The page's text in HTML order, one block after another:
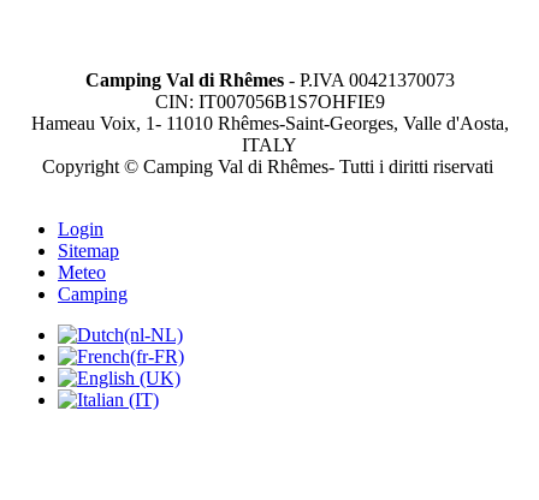
Camping Val di Rhêmes- P.IVA 00421370073
CIN: IT007056B1S7OHFIE9
Hameau Voix, 1- 11010 Rhêmes-Saint-Georges, Valle d'Aosta,
ITALY
Copyright © Camping Val di Rhêmes- Tutti i diritti riservati
Login
Sitemap
Meteo
Camping